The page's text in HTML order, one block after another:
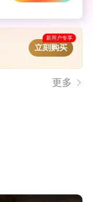
新用户专享
立刻购买
更多